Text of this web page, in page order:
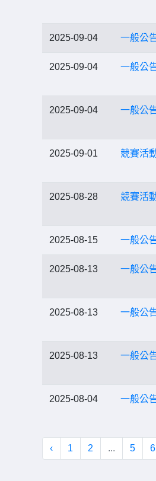
2025-09-04 一般公
2025-09-04 一般公
2025-09-04 一般公
2025-09-01 競賽活
2025-08-28 競賽活
2025-08-15 一般公
2025-08-13 一般公
2025-08-13 一般公
2025-08-13 一般公
2025-08-04 一般公
‹ 1 2 ... 5 6